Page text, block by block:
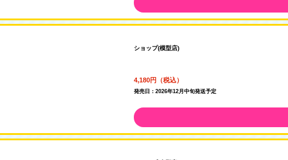
ショップ(模型店)
4,180円（税込）
発売日：2026年12月中旬発送予定